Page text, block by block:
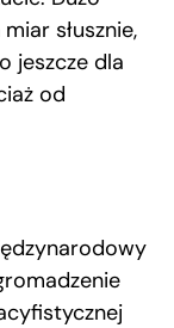
słusznie,
jeszcze dla
od